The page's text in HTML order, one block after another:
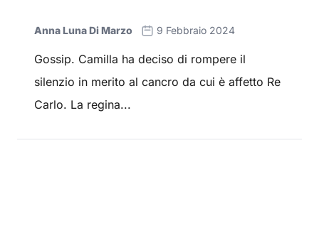
Anna Luna Di Marzo 9 Febbraio 2024
Gossip. Camilla ha deciso di rompere il
silenzio in merito al cancro da cui è affetto Re
Carlo. La regina...